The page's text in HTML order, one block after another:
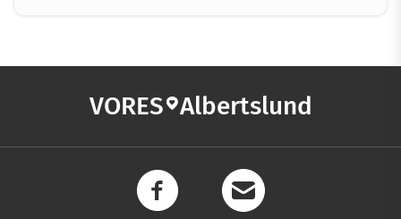
VORES Albertslund